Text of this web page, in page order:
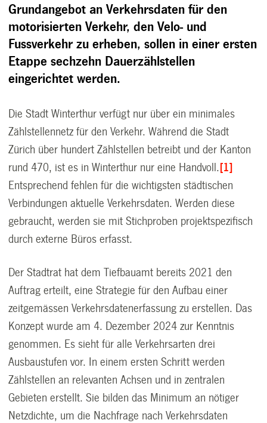
Grundangebot an Verkehrsdaten für den
motorisierten Verkehr, den Velo- und
Fussverkehr zu erheben, sollen in einer ersten
Etappe sechzehn Dauerzählstellen
eingerichtet werden.
Die Stadt Winterthur verfügt nur über ein minimales
Zählstellennetz für den Verkehr. Während die Stadt
Zürich über hundert Zählstellen betreibt und der Kanton
rund 470, ist es in Winterthur nur eine Handvoll. [1]
Entsprechend fehlen für die wichtigsten städtischen
Verbindungen aktuelle Verkehrsdaten. Werden diese
gebraucht, werden sie mit Stichproben projektspezifisch
durch externe Büros erfasst.
Der Stadtrat hat dem Tiefbauamt bereits 2021 den
Auftrag erteilt, eine Strategie für den Aufbau einer
zeitgemässen Verkehrsdatenerfassung zu erstellen. Das
Konzept wurde am 4. Dezember 2024 zur Kenntnis
genommen. Es sieht für alle Verkehrsarten drei
Ausbaustufen vor. In einem ersten Schritt werden
Zählstellen an relevanten Achsen und in zentralen
Gebieten erstellt. Sie bilden das Minimum an nötiger
Netzdichte, um die Nachfrage nach Verkehrsdaten